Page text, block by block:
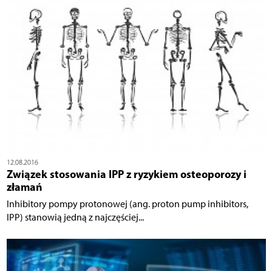
12.08.2016
Związek stosowania IPP z ryzykiem osteoporozy i
złamań
Inhibitory pompy protonowej (ang. proton pump inhibitors,
IPP) stanowią jedną z najczęściej...